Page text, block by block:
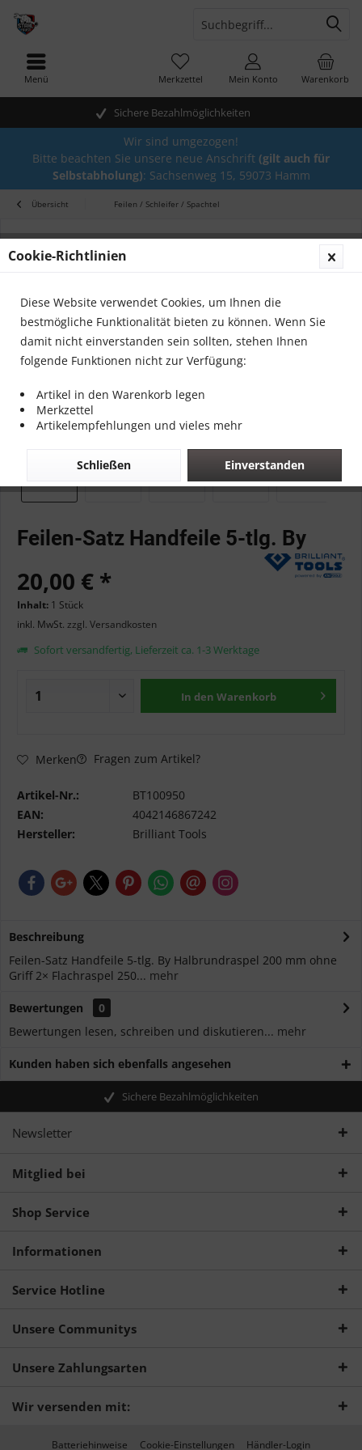
Sichere Bezahlmöglichkeiten
Warenkorb
Merkzettel Mein Konto
Menü
Wir sind umgezogen!
Bitte beachten Sie unsere neue Anschrift (gilt auch für
Selbstabholung): Sachsenweg 15, 59073 Hamm
Übersicht Feilen / Schleifer / Spachtel
Feilen-Satz Handfeile 5-tlg. By
20,00 € *
Inhalt: 1 Stück
inkl. MwSt. zzgl. Versandkosten
Sofort versandfertig, Lieferzeit ca. 1-3 Werktage
In den Warenkorb
Merken Fragen zum Artikel?
Artikel-Nr.:
BT100950
EAN:
4042146867242
Hersteller:
Brilliant Tools
Beschreibung
Feilen-Satz Handfeile 5-tlg. By Halbrundraspel 200 mm ohne
Griff 2× Flachraspel 250... mehr
Bewertungen
0
Bewertungen lesen, schreiben und diskutieren... mehr
Kunden haben sich ebenfalls angesehen
Sichere Bezahlmöglichkeiten
Newsletter
Mitglied bei
Shop Service
Informationen
Service Hotline
Unsere Communitys
Unsere Zahlungsarten
Wir versenden mit:
Batteriehinweise Cookie-Einstellungen Händler-Login
Cookie-Richtlinien
Diese Website verwendet Cookies, um Ihnen die
bestmögliche Funktionalität bieten zu können. Wenn Sie
damit nicht einverstanden sein sollten, stehen Ihnen
folgende Funktionen nicht zur Verfügung:
Artikel in den Warenkorb legen
Merkzettel
Artikelempfehlungen und vieles mehr
Einverstanden
Schließen